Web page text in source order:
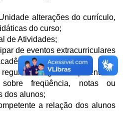
alterações do currículo,
do curso;
de Atividades;
de eventos extracurriculares
dos alunos;
ao órgão competente de
sobre freqüência, notas ou
dos alunos;
a relação dos alunos